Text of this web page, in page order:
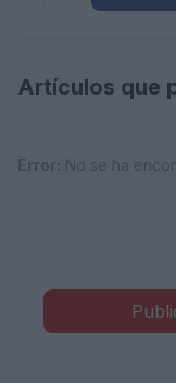
Artículos que
Error: No se ha